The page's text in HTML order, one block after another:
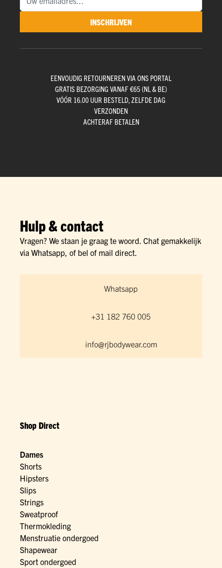
INSCHRIJVEN
EENVOUDIG RETOURNEREN VIA ONS PORTAL
GRATIS BEZORGING VANAF €65 (NL & BE)
VÓÓR 16.00 UUR BESTELD, ZELFDE DAG
VERZONDEN
ACHTERAF BETALEN
Hulp & contact
Vragen? We staan je graag te woord. Chat gemakkelijk
via Whatsapp, of bel of mail direct.
Whatsapp
+31 182 760 005
info@rjbodywear.com
Shop Direct
Dames
Shorts
Hipsters
Slips
Strings
Sweatproof
Thermokleding
Menstruatie ondergoed
Shapewear
Sport ondergoed